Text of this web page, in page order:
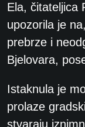
Ela, čitateljica
upozorila je
prebrze i
Bjelovara,
Istaknula je
prolaze
stvaraju